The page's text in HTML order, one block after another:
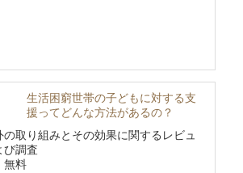
生活困窮世帯の子どもに対する支
援ってどんな方法があるの？
の取り組みとその効果に関するレビュ
び調査
無料